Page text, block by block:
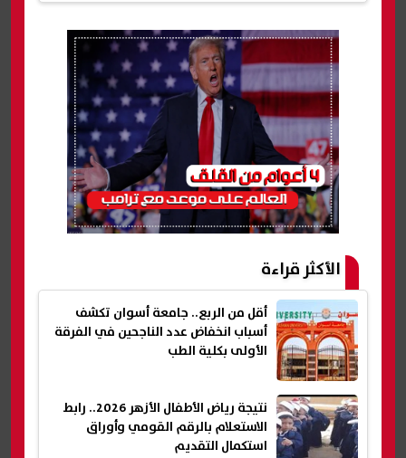
الأكثر قراءة
أقل من الربع.. جامعة أسوان تكشف
أسباب انخفاض عدد الناجحين في الفرقة
الأولى بكلية الطب
نتيجة رياض الأطفال الأزهر 2026.. رابط
الاستعلام بالرقم القومي وأوراق
استكمال التقديم